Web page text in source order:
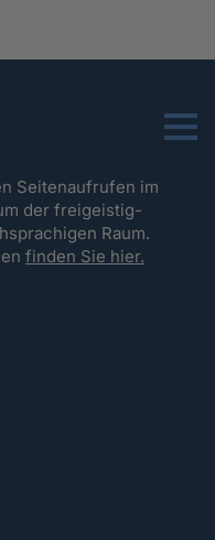
Menu
Seitenaufrufen im
der freigeistig-
Raum.
finden Sie hier.